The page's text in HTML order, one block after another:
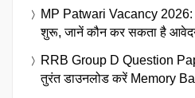
MP Patwari Vacancy 2026:
शुरू, जानें कौन कर सकता है
RRB Group D Question
तुरंत डाउनलोड करें Memory